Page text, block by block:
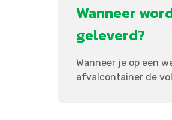
Wanneer
geleverd?
Wanneer je op een
afvalcontainer de